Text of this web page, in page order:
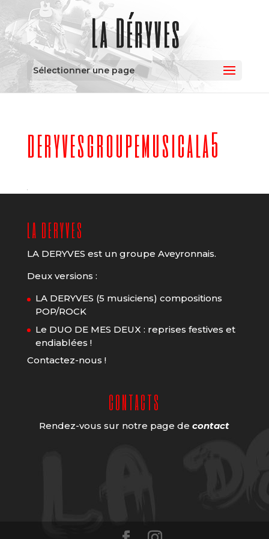
Sélectionner une page
deryvesgroupemusicala5
LA DERYVES
LA DERYVES est un groupe Aveyronnais.
Deux versions :
LA DERYVES (5 musiciens) compositions
POP/ROCK
Le DUO DE MES DEUX : reprises festives et
endiablées !
Contactez-nous !
CONTACTS
Rendez-vous sur notre page decontact